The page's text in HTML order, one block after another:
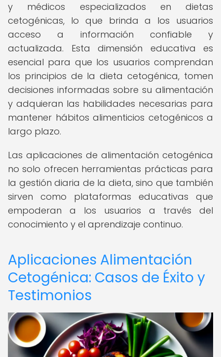
y médicos especializados en dietas
cetogénicas, lo que brinda a los usuarios
acceso a información confiable y
actualizada. Esta dimensión educativa es
esencial para que los usuarios comprendan
los principios de la dieta cetogénica, tomen
decisiones informadas sobre su alimentación
y adquieran las habilidades necesarias para
mantener hábitos alimenticios cetogénicos a
largo plazo.
Las aplicaciones de alimentación cetogénica
no solo ofrecen herramientas prácticas para
la gestión diaria de la dieta, sino que también
sirven como plataformas educativas que
empoderan a los usuarios a través del
conocimiento y el aprendizaje continuo.
Aplicaciones Alimentación
Cetogénica: Casos de Éxito y
Testimonios